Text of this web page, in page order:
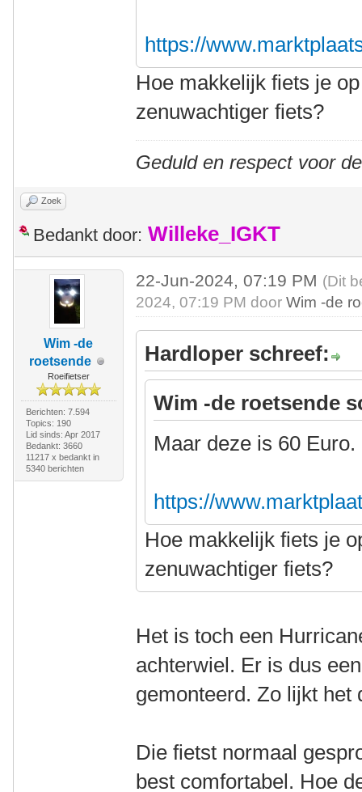
https://
Hoe makkelijk fiets je
zenuwachtiger fiets?
Geduld en respect voor
Zoek
Bedankt door: Willeke_IGKT
Wim -de
roetsende
Roeifietser
Berichten: 7.594
Topics: 190
Lid sinds: Apr 2017
Bedankt: 3660
11217 x bedankt in
5340 berichten
22-Jun-2024, 07:19 PM (Dit
2024, 07:19 PM doorWim -de
Hardloper schreef:
Wim -de roetsende
Maar deze is 60
https://
Hoe makkelijk fiets je
zenuwachtiger fiets?
Het is toch een
achterwiel. Er is dus
gemonteerd. Zo lijkt het
Die fietst normaal
best comfortabel. Hoe